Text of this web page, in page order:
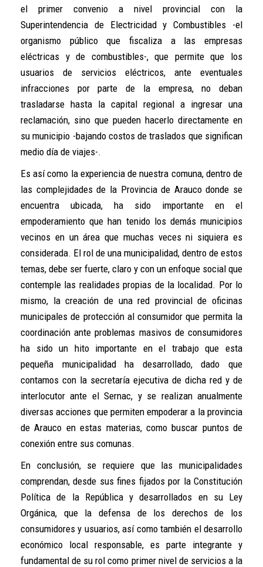
el primer convenio a nivel provincial con la
Superintendencia de Electricidad y Combustibles -el
organismo público que fiscaliza a las empresas
eléctricas y de combustibles-, que permite que los
usuarios de servicios eléctricos, ante eventuales
infracciones por parte de la empresa, no deban
trasladarse hasta la capital regional a ingresar una
reclamación, sino que pueden hacerlo directamente en
su municipio -bajando costos de traslados que significan
medio día de viajes-.
Es así como la experiencia de nuestra comuna, dentro de
las complejidades de la Provincia de Arauco donde se
encuentra ubicada, ha sido importante en el
empoderamiento que han tenido los demás municipios
vecinos en un área que muchas veces ni siquiera es
considerada. El rol de una municipalidad, dentro de estos
temas, debe ser fuerte, claro y con un enfoque social que
contemple las realidades propias de la localidad. Por lo
mismo, la creación de una red provincial de oficinas
municipales de protección al consumidor que permita la
coordinación ante problemas masivos de consumidores
ha sido un hito importante en el trabajo que esta
pequeña municipalidad ha desarrollado, dado que
contamos con la secretaría ejecutiva de dicha red y de
interlocutor ante el Sernac, y se realizan anualmente
diversas acciones que permiten empoderar a la provincia
de Arauco en estas materias, como buscar puntos de
conexión entre sus comunas.
En conclusión, se requiere que las municipalidades
comprendan, desde sus fines fijados por la Constitución
Política de la República y desarrollados en su Ley
Orgánica, que la defensa de los derechos de los
consumidores y usuarios, así como también el desarrollo
económico local responsable, es parte integrante y
fundamental de su rol como primer nivel de servicios a la